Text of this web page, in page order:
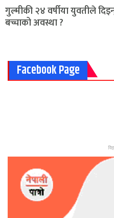
गुल्मीकी २४ वर्षीया युवतीले
बच्चाको अवस्था ?
Facebook Page